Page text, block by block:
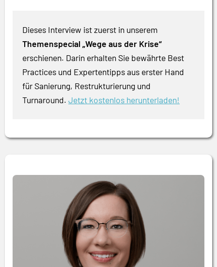
Dieses Interview ist zuerst in unserem
Themenspecial „Wege aus der Krise“
erschienen. Darin erhalten Sie bewährte Best
Practices und Expertentipps aus erster Hand
für Sanierung, Restrukturierung und
Turnaround. Jetzt kostenlos herunterladen!